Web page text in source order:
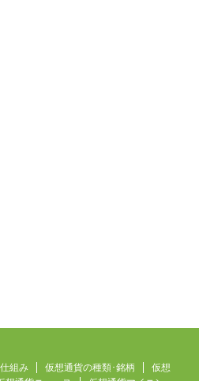
組み 仮想通貨の種類･銘柄
仮想